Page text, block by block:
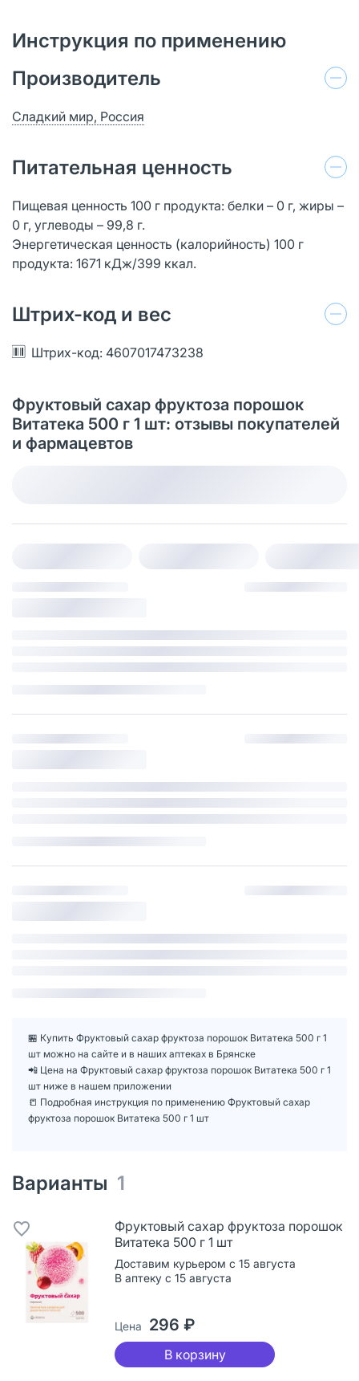
Инструкция по применению
Производитель
Сладкий мир, Россия
Питательная ценность
Пищевая ценность 100 г продукта: белки – 0 г, жиры –
0 г, углеводы – 99,8 г.
Энергетическая ценность (калорийность) 100 г
продукта: 1671 кДж/399 ккал.
Штрих-код и вес
Штрих-код: 4607017473238
Фруктовый сахар фруктоза порошок
Витатека 500 г 1 шт: отзывы покупателей
и фармацевтов
🏪 Купить Фруктовый сахар фруктоза порошок Витатека 500 г 1
шт можно на сайте и в наших аптеках в Брянске
📲 Цена на Фруктовый сахар фруктоза порошок Витатека 500 г 1
шт ниже в нашем приложении
📒 Подробная инструкция по применению Фруктовый сахар
фруктоза порошок Витатека 500 г 1 шт
Варианты 1
Фруктовый сахар фруктоза порошок
Витатека 500 г 1 шт
Доставим курьером с 15 августа
В аптеку с 15 августа
Цена 296 ₽
В корзину